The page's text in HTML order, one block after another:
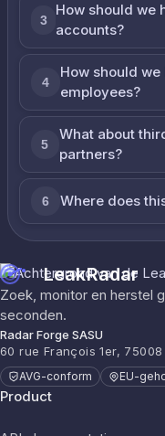
3
How should we
accounts?
4
How should
employees?
5
What about
partners?
6 Where does
LeakRadar
Zoek, monitor en herstel
seconden.
Radar Forge SASU
60 rue François 1er,
AVG-conform EU-
Product